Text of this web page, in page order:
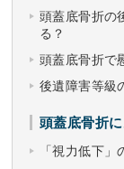
頭蓋底骨折の
る？
頭蓋底骨折で
後遺障害等級
頭蓋底骨折
「視力低下